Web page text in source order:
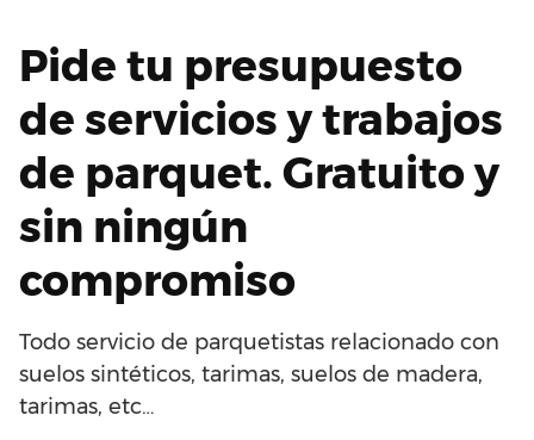
Pide tu presupuesto
de servicios y trabajos
de parquet. Gratuito y
sin ningún
compromiso
Todo servicio de parquetistas relacionado con
suelos sintéticos, tarimas, suelos de madera,
tarimas, etc…